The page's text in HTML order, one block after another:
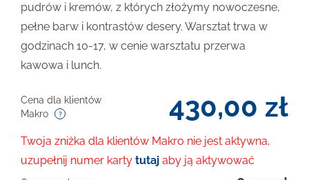
Cena dla klientów
Makro
430,00 zł
Twoja zniżka dla klientów Makro nie jest aktywna,
uzupełnij numer karty tutaj aby ją aktywować
pudrów i kremów, z których złożymy nowoczesne,
pełne barw i kontrastów desery. Warsztat trwa w
godzinach 10-17, w cenie warsztatu przerwa
kawowa i lunch.